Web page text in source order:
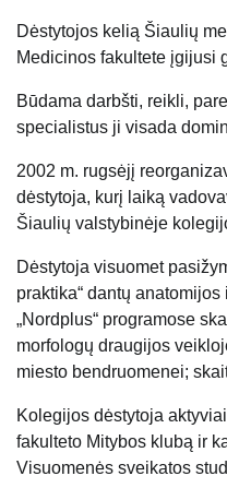
Dėstytojos kelią Šiaulių
Medicinos fakultete įgijusi
Būdama darbšti, reikli,
specialistus ji visada
2002 m. rugsėjį
dėstytoja, kurį laiką
Šiaulių valstybinėje
Dėstytoja visuomet
praktika“ dantų
„Nordplus“ programose
morfologų draugijos
miesto bendruomenei;
Kolegijos dėstytoja
fakulteto Mitybos klubą ir
Visuomenės sveikatos